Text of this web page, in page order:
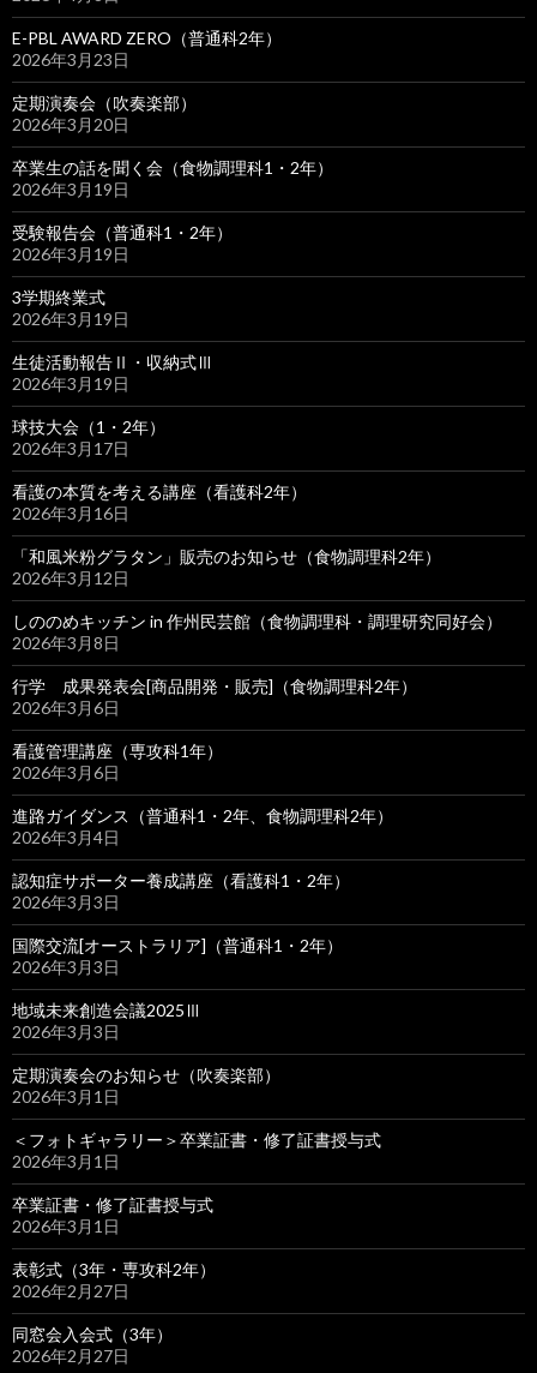
E-PBL AWARD ZERO（普通科2年）
2026年3月23日
定期演奏会（吹奏楽部）
2026年3月20日
卒業生の話を聞く会（食物調理科1・2年）
2026年3月19日
受験報告会（普通科1・2年）
2026年3月19日
3学期終業式
2026年3月19日
生徒活動報告Ⅱ・収納式Ⅲ
2026年3月19日
球技大会（1・2年）
2026年3月17日
看護の本質を考える講座（看護科2年）
2026年3月16日
「和風米粉グラタン」販売のお知らせ（食物調理科2年）
2026年3月12日
しののめキッチン in 作州民芸館（食物調理科・調理研究同好会）
2026年3月8日
行学 成果発表会[商品開発・販売]（食物調理科2年）
2026年3月6日
看護管理講座（専攻科1年）
2026年3月6日
進路ガイダンス（普通科1・2年、食物調理科2年）
2026年3月4日
認知症サポーター養成講座（看護科1・2年）
2026年3月3日
国際交流[オーストラリア]（普通科1・2年）
2026年3月3日
地域未来創造会議2025Ⅲ
2026年3月3日
定期演奏会のお知らせ（吹奏楽部）
2026年3月1日
＜フォトギャラリー＞卒業証書・修了証書授与式
2026年3月1日
卒業証書・修了証書授与式
2026年3月1日
表彰式（3年・専攻科2年）
2026年2月27日
同窓会入会式（3年）
2026年2月27日